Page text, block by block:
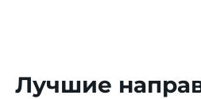
Лучшие